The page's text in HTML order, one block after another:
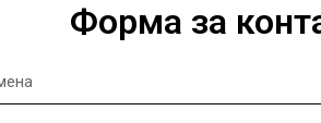
Форма за